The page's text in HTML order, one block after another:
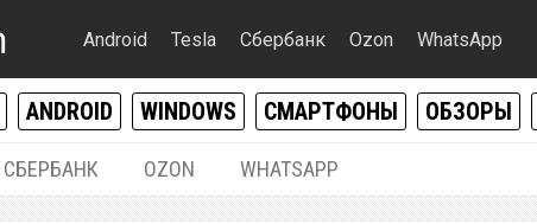
Android Tesla Сбербанк Ozon WhatsApp
ANDROID WINDOWS СМАРТФОНЫ ОБЗОРЫ
СБЕРБАНК OZON WHATSAPP